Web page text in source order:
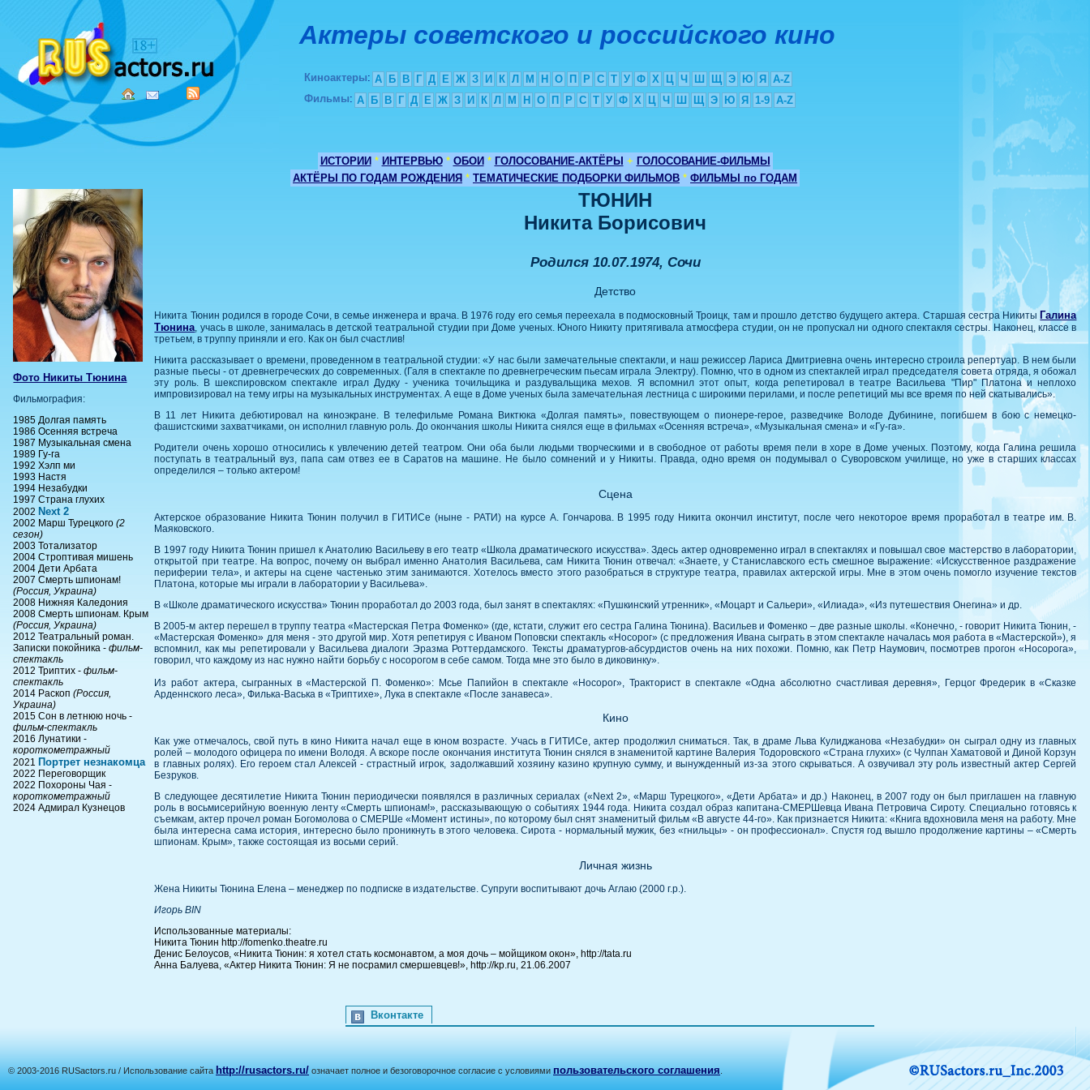
Актеры советского и российского кино
Киноактеры: А Б В Г Д Е Ж З И К Л М Н О П Р С Т У Ф Х Ц Ч Ш Щ Э Ю Я
A-Z
Фильмы: А Б В Г Д Е Ж З И К Л М Н О П Р С Т У Ф Х Ц Ч Ш Щ Э Ю Я 1-9 A-Z
ИСТОРИИ * ИНТЕРВЬЮ * ОБОИ * ГОЛОСОВАНИЕ-АКТЁРЫ + ГОЛОСОВАНИЕ-ФИЛЬМЫ
АКТЁРЫ ПО ГОДАМ РОЖДЕНИЯ * ТЕМАТИЧЕСКИЕ ПОДБОРКИ ФИЛЬМОВ * ФИЛЬМЫ по ГОДАМ
Фото Никиты Тюнина
Фильмография:
1985 Долгая память
1986 Осенняя встреча
1987 Музыкальная смена
1989 Гу-га
1992 Хэлп ми
1993 Настя
1994 Незабудки
1997 Страна глухих
2002 Next 2
2002 Марш Турецкого(2
сезон)
2003 Тотализатор
2004 Строптивая мишень
2004 Дети Арбата
2007 Смерть шпионам!
(Россия, Украина)
2008 Нижняя Каледония
2008 Смерть шпионам. Крым
(Россия, Украина)
2012 Театральный роман.
Записки покойника -фильм-
спектакль
2012 Триптих -фильм-
спектакль
2014 Раскоп(Россия,
Украина)
2015 Сон в летнюю ночь -
фильм-спектакль
2016 Лунатики -
короткометражный
2021 Портрет незнакомца
2022 Переговорщик
2022 Похороны Чая -
короткометражный
2024 Адмирал Кузнецов
ТЮНИН
Никита Борисович
Родился 10.07.1974, Сочи
Детство
Никита Тюнин родился в городе Сочи, в семье инженера и врача. В 1976 году его семья переехала в подмосковный Троицк, там и прошло детство будущего актера. Старшая сестра Никиты Галина
Тюнина, учась в школе, занималась в детской театральной студии при Доме ученых. Юного Никиту притягивала атмосфера студии, он не пропускал ни одного спектакля сестры. Наконец, классе в
третьем, в труппу приняли и его. Как он был счастлив!
Никита рассказывает о времени, проведенном в театральной студии: «У нас были замечательные спектакли, и наш режиссер Лариса Дмитриевна очень интересно строила репертуар. В нем были
разные пьесы - от древнегреческих до современных. (Галя в спектакле по древнегреческим пьесам играла Электру). Помню, что в одном из спектаклей играл председателя совета отряда, я обожал
эту роль. В шекспировском спектакле играл Дудку - ученика точильщика и раздувальщика мехов. Я вспомнил этот опыт, когда репетировал в театре Васильева "Пир" Платона и неплохо
импровизировал на тему игры на музыкальных инструментах. А еще в Доме ученых была замечательная лестница с широкими перилами, и после репетиций мы все время по ней скатывались».
В 11 лет Никита дебютировал на киноэкране. В телефильме Романа Виктюка «Долгая память», повествующем о пионере-герое, разведчике Володе Дубинине, погибшем в бою с немецко-
фашистскими захватчиками, он исполнил главную роль. До окончания школы Никита снялся еще в фильмах «Осенняя встреча», «Музыкальная смена» и «Гу-га».
Родители очень хорошо относились к увлечению детей театром. Они оба были людьми творческими и в свободное от работы время пели в хоре в Доме ученых. Поэтому, когда Галина решила
поступать в театральный вуз, папа сам отвез ее в Саратов на машине. Не было сомнений и у Никиты. Правда, одно время он подумывал о Суворовском училище, но уже в старших классах
определился – только актером!
Сцена
Актерское образование Никита Тюнин получил в ГИТИСе (ныне - РАТИ) на курсе А. Гончарова. В 1995 году Никита окончил институт, после чего некоторое время проработал в театре им. В.
Маяковского.
В 1997 году Никита Тюнин пришел к Анатолию Васильеву в его театр «Школа драматического искусства». Здесь актер одновременно играл в спектаклях и повышал свое мастерство в лаборатории,
открытой при театре. На вопрос, почему он выбрал именно Анатолия Васильева, сам Никита Тюнин отвечал: «Знаете, у Станиславского есть смешное выражение: «Искусственное раздражение
периферии тела», и актеры на сцене частенько этим занимаются. Хотелось вместо этого разобраться в структуре театра, правилах актерской игры. Мне в этом очень помогло изучение текстов
Платона, которые мы играли в лаборатории у Васильева».
В «Школе драматического искусства» Тюнин проработал до 2003 года, был занят в спектаклях: «Пушкинский утренник», «Моцарт и Сальери», «Илиада», «Из путешествия Онегина» и др.
В 2005-м актер перешел в труппу театра «Мастерская Петра Фоменко» (где, кстати, служит его сестра Галина Тюнина). Васильев и Фоменко – две разные школы. «Конечно, - говорит Никита Тюнин, -
«Мастерская Фоменко» для меня - это другой мир. Хотя репетируя с Иваном Поповски спектакль «Носорог» (с предложения Ивана сыграть в этом спектакле началась моя работа в «Мастерской»), я
вспомнил, как мы репетировали у Васильева диалоги Эразма Роттердамского. Тексты драматургов-абсурдистов очень на них похожи. Помню, как Петр Наумович, посмотрев прогон «Носорога»,
говорил, что каждому из нас нужно найти борьбу с носорогом в себе самом. Тогда мне это было в диковинку».
Из работ актера, сыгранных в «Мастерской П. Фоменко»: Мсье Папийон в спектакле «Носорог», Тракторист в спектакле «Одна абсолютно счастливая деревня», Герцог Фредерик в «Сказке
Арденнского леса», Филька-Васька в «Триптихе», Лука в спектакле «После занавеса».
Кино
Как уже отмечалось, свой путь в кино Никита начал еще в юном возрасте. Учась в ГИТИСе, актер продолжил сниматься. Так, в драме Льва Кулиджанова «Незабудки» он сыграл одну из главных
ролей – молодого офицера по имени Володя. А вскоре после окончания института Тюнин снялся в знаменитой картине Валерия Тодоровского «Страна глухих» (с Чулпан Хаматовой и Диной Корзун
в главных ролях). Его героем стал Алексей - страстный игрок, задолжавший хозяину казино крупную сумму, и вынужденный из-за этого скрываться. А озвучивал эту роль известный актер Сергей
Безруков.
В следующее десятилетие Никита Тюнин периодически появлялся в различных сериалах («Next 2», «Марш Турецкого», «Дети Арбата» и др.) Наконец, в 2007 году он был приглашен на главную
роль в восьмисерийную военную ленту «Смерть шпионам!», рассказывающую о событиях 1944 года. Никита создал образ капитана-СМЕРШевца Ивана Петровича Сироту. Специально готовясь к
съемкам, актер прочел роман Богомолова о СМЕРШе «Момент истины», по которому был снят знаменитый фильм «В августе 44-го». Как признается Никита: «Книга вдохновила меня на работу. Мне
была интересна сама история, интересно было проникнуть в этого человека. Сирота - нормальный мужик, без «гнильцы» - он профессионал». Спустя год вышло продолжение картины – «Смерть
шпионам. Крым», также состоящая из восьми серий.
Личная жизнь
Жена Никиты Тюнина Елена – менеджер по подписке в издательстве. Супруги воспитывают дочь Аглаю (2000 г.р.).
Игорь BIN
Использованные материалы:
Никита Тюнин http://fomenko.theatre.ru
Денис Белоусов, «Никита Тюнин: я хотел стать космонавтом, а моя дочь – мойщиком окон», http://tata.ru
Анна Балуева, «Актер Никита Тюнин: Я не посрамил смершевцев!», http://kp.ru, 21.06.2007
Вконтакте
© 2003-2016 RUSactors.ru / Использование сайта http://rusactors.ru/ означает полное и безоговорочное согласие с условиями пользовательского соглашения